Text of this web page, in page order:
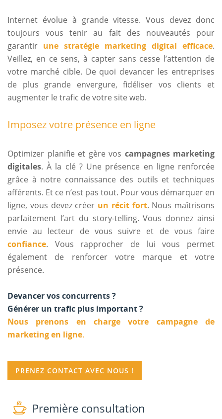
Internet évolue à grande vitesse. Vous devez donc
toujours vous tenir au fait des nouveautés pour
garantir une stratégie marketing digital efficace.
Veillez, en ce sens, à capter sans cesse l’attention de
votre marché cible. De quoi devancer les entreprises
de plus grande envergure, fidéliser vos clients et
augmenter le trafic de votre site web.
Imposez votre présence en ligne
Optimizer planifie et gère vos campagnes marketing
digitales. À la clé ? Une présence en ligne renforcée
grâce à notre connaissance des outils et techniques
afférents. Et ce n’est pas tout. Pour vous démarquer en
ligne, vous devez créer un récit fort. Nous maîtrisons
parfaitement l’art du story-telling. Vous donnez ainsi
envie au lecteur de vous suivre et de vous faire
confiance. Vous rapprocher de lui vous permet
également de renforcer votre marque et votre
présence.
Devancer vos concurrents ?
Générer un trafic plus important ?
Nous prenons en charge votre campagne de
marketing en ligne.
PRENEZ CONTACT AVEC NOUS !
Première consultation